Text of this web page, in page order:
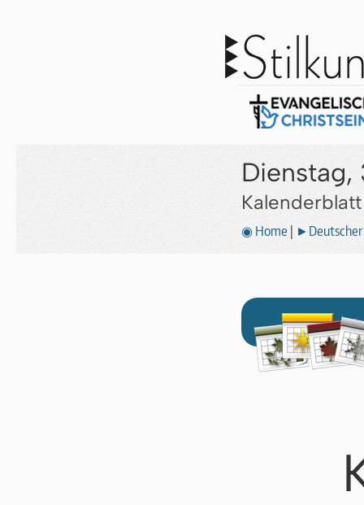
Dienstag,
◉ Home ►Deutscher